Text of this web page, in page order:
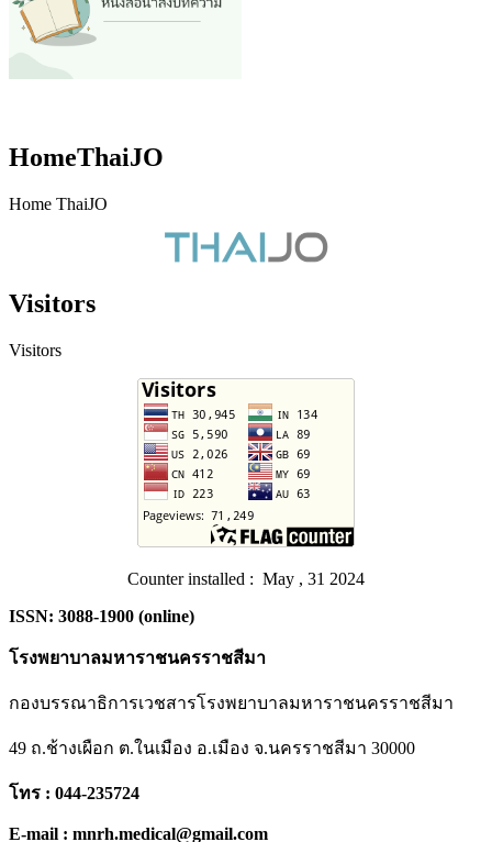
HomeThaiJO
Home ThaiJO
Visitors
Visitors
Counter installed : May , 31 2024
ISSN: 3088-1900 (online)
โรงพยาบาลมหาราชนครราชสีมา
กองบรรณาธิการเวชสารโรงพยาบาลมหาราชนครราชสีมา
49 ถ.ช้างเผือก ต.ในเมือง อ.เมือง จ.นครราชสีมา 30000
โทร : 044-235724
E-mail : mnrh.medical@gmail.com